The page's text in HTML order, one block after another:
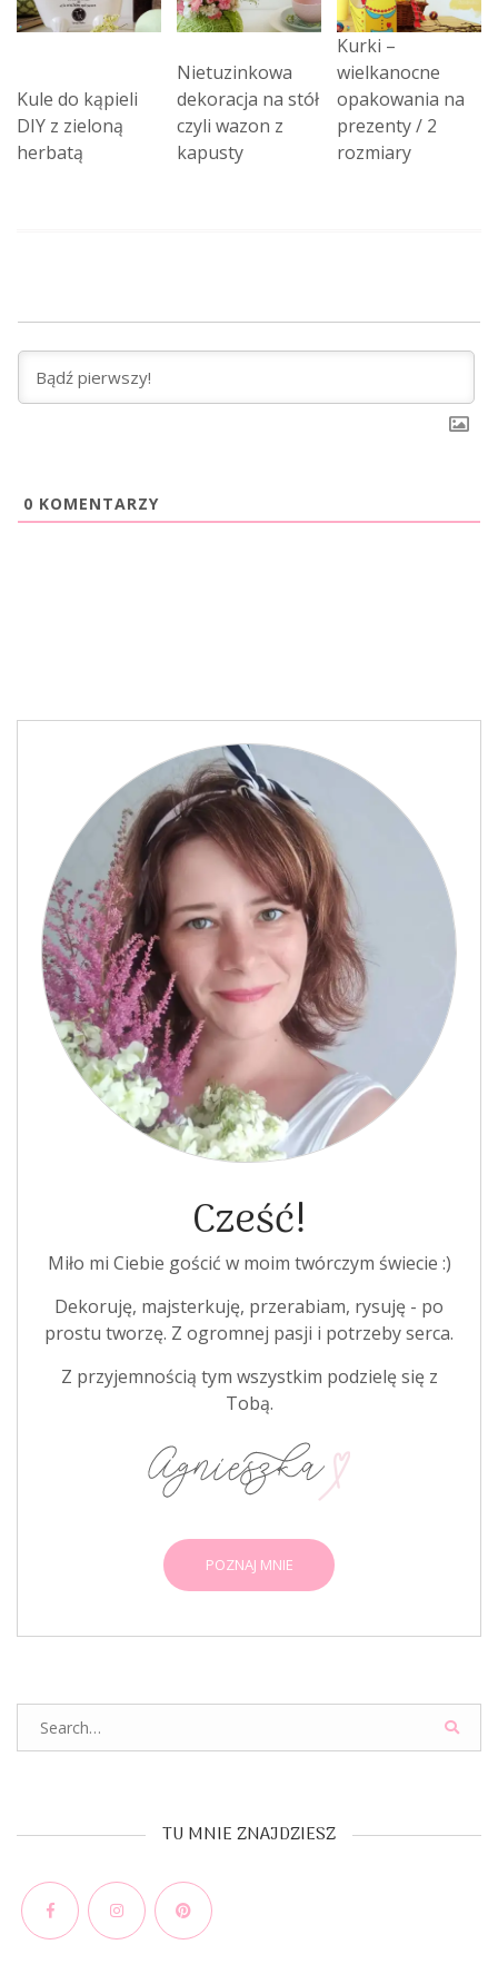
Kule do kąpieli
DIY z zieloną
herbatą
Nietuzinkowa
dekoracja na stół
czyli wazon z
kapusty
Kurki –
wielkanocne
opakowania na
prezenty / 2
rozmiary
0 KOMENTARZY
Cześć!
Miło mi Ciebie gościć w moim twórczym świecie :)
Dekoruję, majsterkuję, przerabiam, rysuję - po
prostu tworzę. Z ogromnej pasji i potrzeby serca.
Z przyjemnością tym wszystkim podzielę się z
Tobą.
POZNAJ MNIE
Search
TU MNIE ZNAJDZIESZ